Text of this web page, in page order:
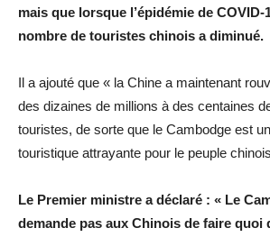
mais que lorsque l’épidémie de
nombre de touristes chinois a diminué.
Il a ajouté que « la Chine a maintenant
des dizaines de millions à des centaines
touristes, de sorte que le Cambodge est
touristique attrayante pour le peuple
Le Premier ministre a déclaré : « Le
demande pas aux Chinois de faire quoi